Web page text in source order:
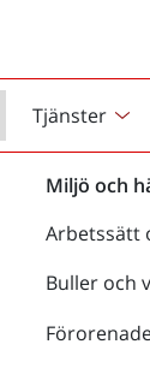
Tjänster
Miljö och
Arbetssätt
Buller och